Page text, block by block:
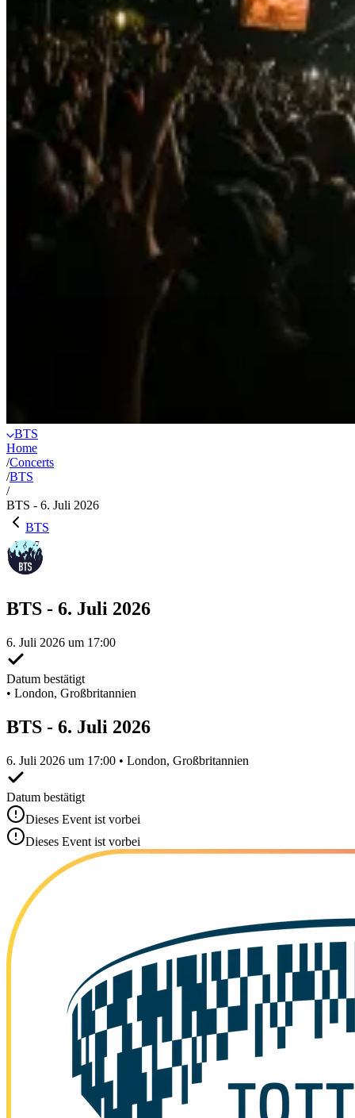
BTS
Home
/Concerts
/BTS
/
BTS - 6. Juli 2026
BTS
BTS - 6. Juli 2026
6. Juli 2026 um 17:00
Datum bestätigt
• London, Großbritannien
BTS - 6. Juli 2026
6. Juli 2026 um 17:00 • London, Großbritannien
Datum bestätigt
Dieses Event ist vorbei
Dieses Event ist vorbei